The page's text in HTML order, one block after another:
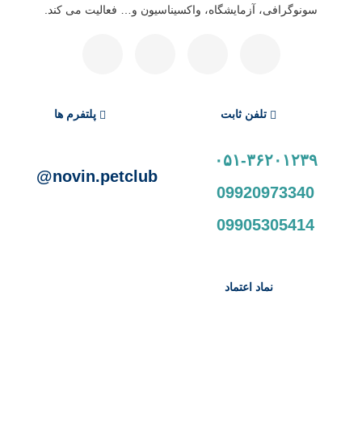
سونوگرافی، آزمایشگاه، واکسیناسیون و… فعالیت می کند.
تلفن ثابت
۰۵۱-۳۶۲۰۱۲۳۹
09920973340
09905305414
پلتفرم ها
novin.petclub@
نماد اعتماد